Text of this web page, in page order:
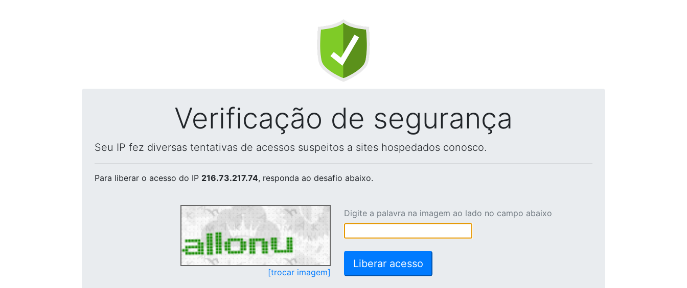
Verificação de segurança
Seu IP fez diversas tentativas de acessos suspeitos a sites hospedados conosco.
Para liberar o acesso do IP 216.73.217.74, responda ao desafio abaixo.
[trocar imagem]
Digite a palavra na imagem ao lado no campo abaixo